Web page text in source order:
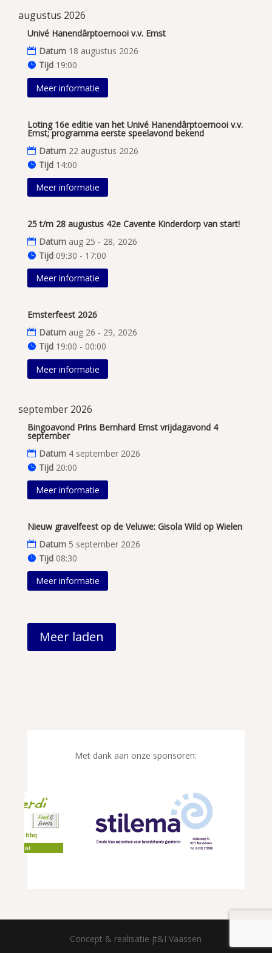
augustus 2026
Univé Hanendârptoernooi v.v. Emst
Datum 18 augustus 2026
Tijd 19:00
Meer informatie
Loting 16e editie van het Univé Hanendârptoernooi v.v.
Emst; programma eerste speelavond bekend
Datum 22 augustus 2026
Tijd 14:00
Meer informatie
25 t/m 28 augustus 42e Cavente Kinderdorp van start!
Datum aug 25 - 28, 2026
Tijd 09:30 - 17:00
Meer informatie
Emsterfeest 2026
Datum aug 26 - 29, 2026
Tijd 19:00 - 00:00
Meer informatie
september 2026
Bingoavond Prins Bernhard Emst vrijdagavond 4
september
Datum 4 september 2026
Tijd 20:00
Meer informatie
Nieuw gravelfeest op de Veluwe: Gisola Wild op Wielen
Datum 5 september 2026
Tijd 08:30
Meer informatie
Meer laden
Met dank aan onze sponsoren:
Concept & realisatie jt&I Vaassen